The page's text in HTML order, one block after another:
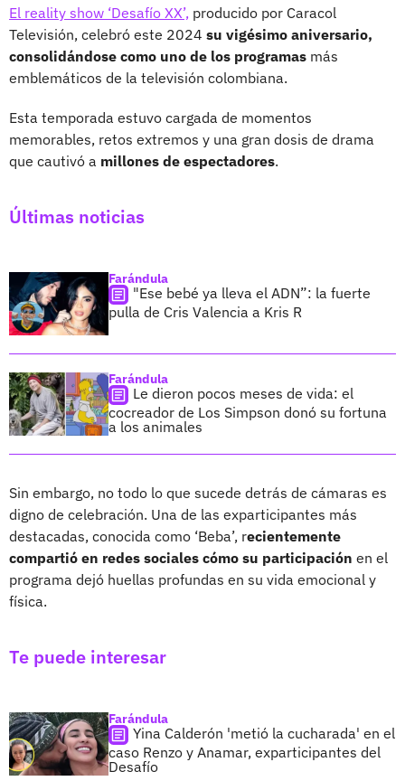
El reality show ‘Desafío XX’, producido por Caracol
Televisión, celebró este 2024 su vigésimo aniversario,
consolidándose como uno de los programas más
emblemáticos de la televisión colombiana.
Esta temporada estuvo cargada de momentos
memorables, retos extremos y una gran dosis de drama
que cautivó a millones de espectadores.
Últimas noticias
Farándula
"Ese bebé ya lleva el ADN”: la fuerte
pulla de Cris Valencia a Kris R
Farándula
Le dieron pocos meses de vida: el
cocreador de Los Simpson donó su fortuna
a los animales
Sin embargo, no todo lo que sucede detrás de cámaras es
digno de celebración. Una de las exparticipantes más
destacadas, conocida como ‘Beba’, recientemente
compartió en redes sociales cómo su participación en el
programa dejó huellas profundas en su vida emocional y
física.
Te puede interesar
Farándula
Yina Calderón 'metió la cucharada' en el
caso Renzo y Anamar, exparticipantes del
Desafío